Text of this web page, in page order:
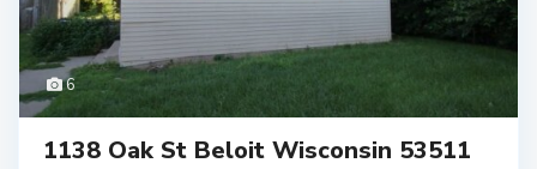
6
1138 Oak St Beloit Wisconsin 53511